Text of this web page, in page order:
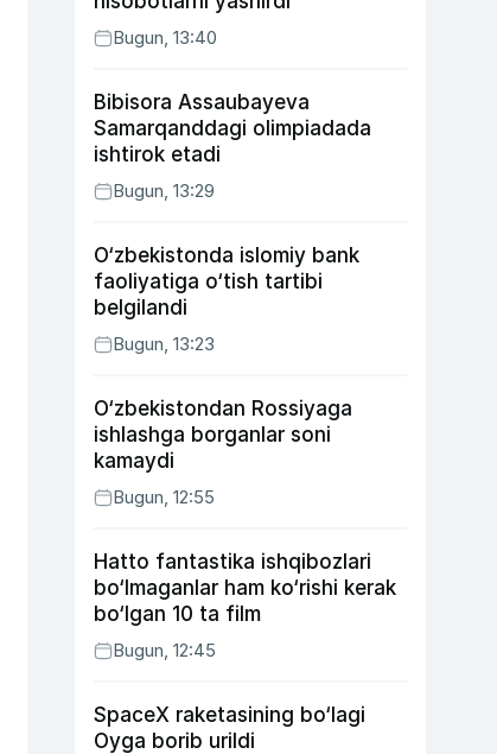
Bugun, 13:40
Bibisora Assaubayeva
Samarqanddagi olimpiadada
ishtirok etadi
Bugun, 13:29
O‘zbekistonda islomiy bank
faoliyatiga o‘tish tartibi
belgilandi
Bugun, 13:23
O‘zbekistondan Rossiyaga
ishlashga borganlar soni
kamaydi
Bugun, 12:55
Hatto fantastika ishqibozlari
bo‘lmaganlar ham ko‘rishi kerak
bo‘lgan 10 ta film
Bugun, 12:45
SpaceX raketasining bo‘lagi
Oyga borib urildi